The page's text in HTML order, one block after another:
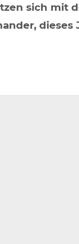
sich mit
dieses